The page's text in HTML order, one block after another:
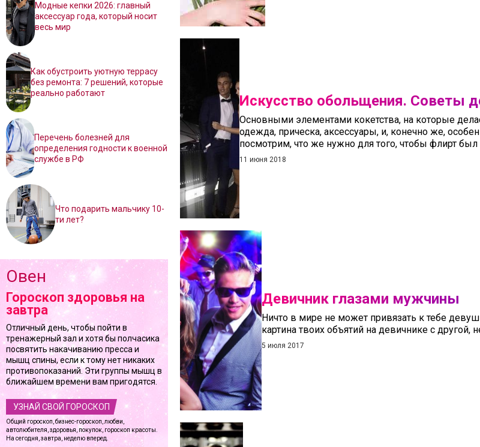
Модные кепки 2026: главный
аксессуар года, который носит
весь мир
Как обустроить уютную террасу
без ремонта: 7 решений, которые
реально работают
Перечень болезней для
определения годности к военной
службе в РФ
Что подарить мальчику 10-
ти лет?
Овен
Гороскоп здоровья на
завтра
Отличный день, чтобы пойти в
тренажерный зал и хотя бы полчасика
посвятить накачиванию пресса и
мышц спины, если к тому нет никаких
противопоказаний. Эти группы мышц в
ближайшем времени вам пригодятся.
УЗНАЙ СВОЙ ГОРОСКОП
Общий гороскоп, бизнес-гороскоп, любви,
автолюбителя, здоровья, покупок, гороскоп красоты.
На сегодня, завтра, неделю вперед.
Искусство обольщения. Советы
Основными элементами кокетства, на которые
одежда, прическа, аксессуары, и, конечно же,
посмотрим, что же нужно для того, чтобы флирт
11 июня 2018
Девичник глазами мужчины
Ничто в мире не может привязать к тебе
картина твоих объятий на девичнике с другой,
5 июля 2017